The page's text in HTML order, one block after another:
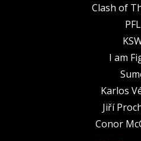
Clash of
PFL
I am
Karlos
Jiří
Conor